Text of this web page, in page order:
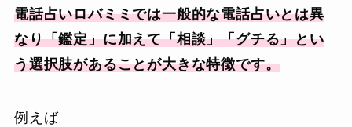
電話占いロバミミでは一般的な電話占いとは異
なり「鑑定」に加えて「相談」「グチる」とい
う選択肢があることが大きな特徴です。
例えば